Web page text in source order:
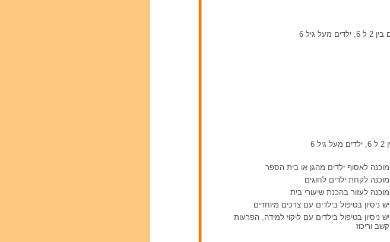
מוכנה לאסוף ילדים מהגן או בית הספר
מוכנה לקחת ילדים לחוגים
מוכנה לעזור בהכנת שיעורי בית
יש ניסיון בטיפול בילדים עם צרכים מיוחדים
יש ניסיון בטיפול בילדים עם ליקוי למידה, הפרעות
קשב וריכוז